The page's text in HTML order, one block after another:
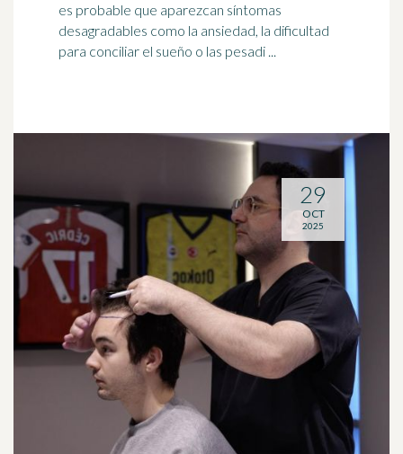
es probable que aparezcan síntomas
desagradables como la ansiedad, la dificultad
para conciliar el sueño o las pesadi ...
29
OCT
2025